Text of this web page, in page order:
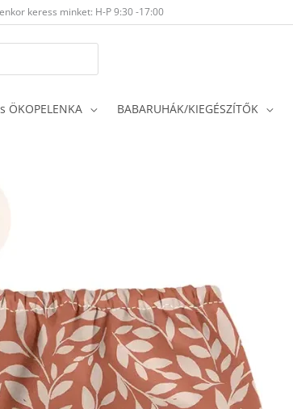
keress minket: H-P 9:30 -17:00
ÖKOPELENKA BABARUHÁK/KIEGÉSZÍTŐK